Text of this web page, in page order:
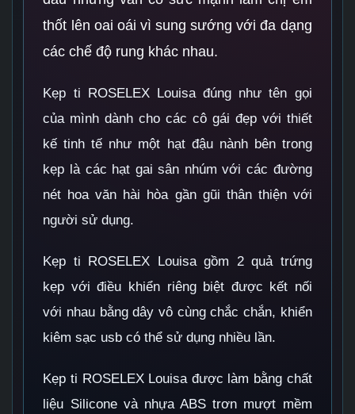
thốt lên oai oái vì sung sướng với đa dạng
các chế độ rung khác nhau.
Kẹp ti ROSELEX Louisa đúng như tên gọi
của mình dành cho các cô gái đẹp với thiết
kế tinh tế như một hạt đậu nành bên trong
kẹp là các hạt gai sân nhúm với các đường
nét hoa văn hài hòa gần gũi thân thiện với
người sử dụng.
Kẹp ti ROSELEX Louisa gồm 2 quả trứng
kẹp với điều khiển riêng biệt được kết nối
với nhau bằng dây vô cùng chắc chắn, khiển
kiêm sạc usb có thể sử dụng nhiều lần.
Kẹp ti ROSELEX Louisa được làm bằng chất
liệu Silicone và nhựa ABS trơn mượt mềm